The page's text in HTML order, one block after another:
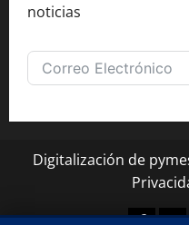
noticias
Digitalización de